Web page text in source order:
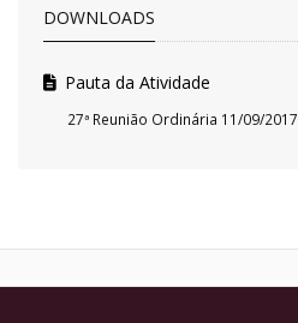
DOWNLOADS
Pauta da Atividade
27ª Reunião Ordinária 11/09/2017